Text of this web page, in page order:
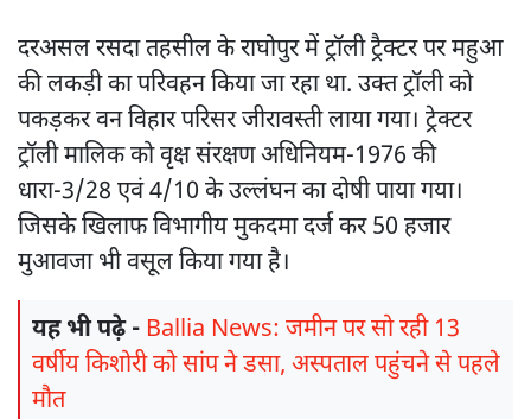
दरअसल रसदा तहसील के राघोपुर में ट्रॉली ट्रैक्टर पर महुआ
की लकड़ी का परिवहन किया जा रहा था. उक्त ट्रॉली को
पकड़कर वन विहार परिसर जीरावस्ती लाया गया। ट्रेक्टर
ट्रॉली मालिक को वृक्ष संरक्षण अधिनियम-1976 की
धारा-3/28 एवं 4/10 के उल्लंघन का दोषी पाया गया।
जिसके खिलाफ विभागीय मुकदमा दर्ज कर 50 हजार
मुआवजा भी वसूल किया गया है।
यह भी पढ़े - Ballia News: जमीन पर सो रही 13
वर्षीय किशोरी को सांप ने डसा, अस्पताल पहुंचने से पहले
मौत